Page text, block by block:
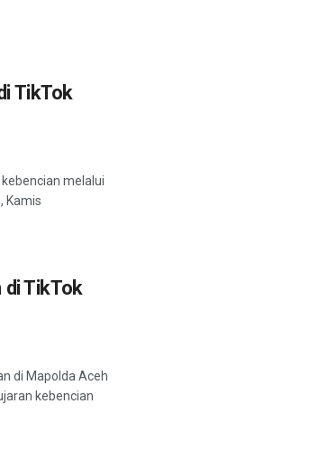
TikTok
melalui
Kamis
di TikTok
di Mapolda Aceh
kebencian